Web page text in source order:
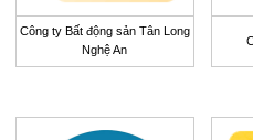
Công ty Bất động sản Tân Long
Nghệ An